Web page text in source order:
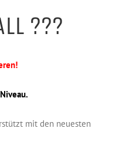
???
mit den neuesten